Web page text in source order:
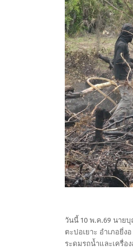
วันนี้ 10 พ.ค.69 นาย
ตะปอเยาะ อำเภอยี่
ระดมรถน้ำและเครื่อ